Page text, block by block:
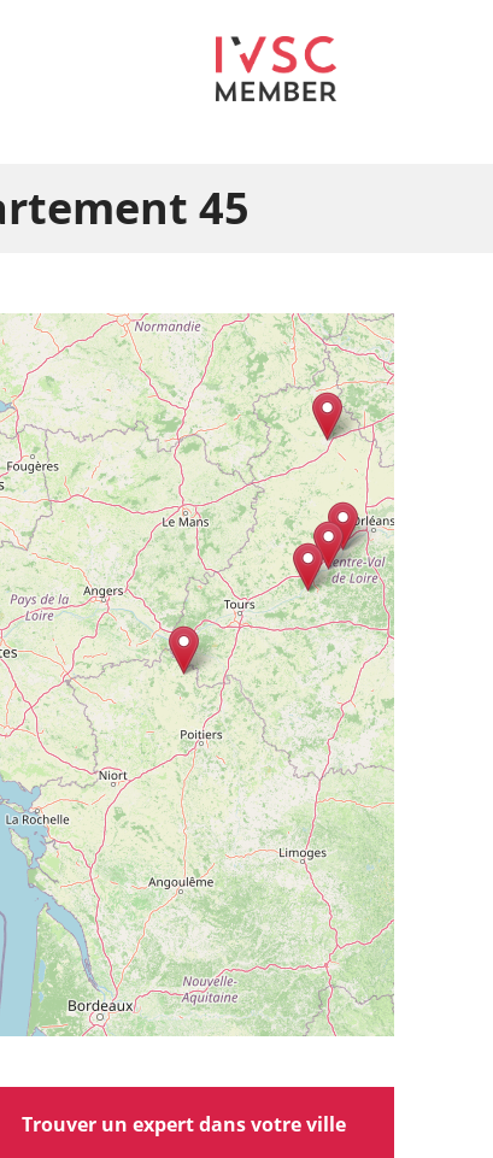
45
Trouver un expert dans votre ville